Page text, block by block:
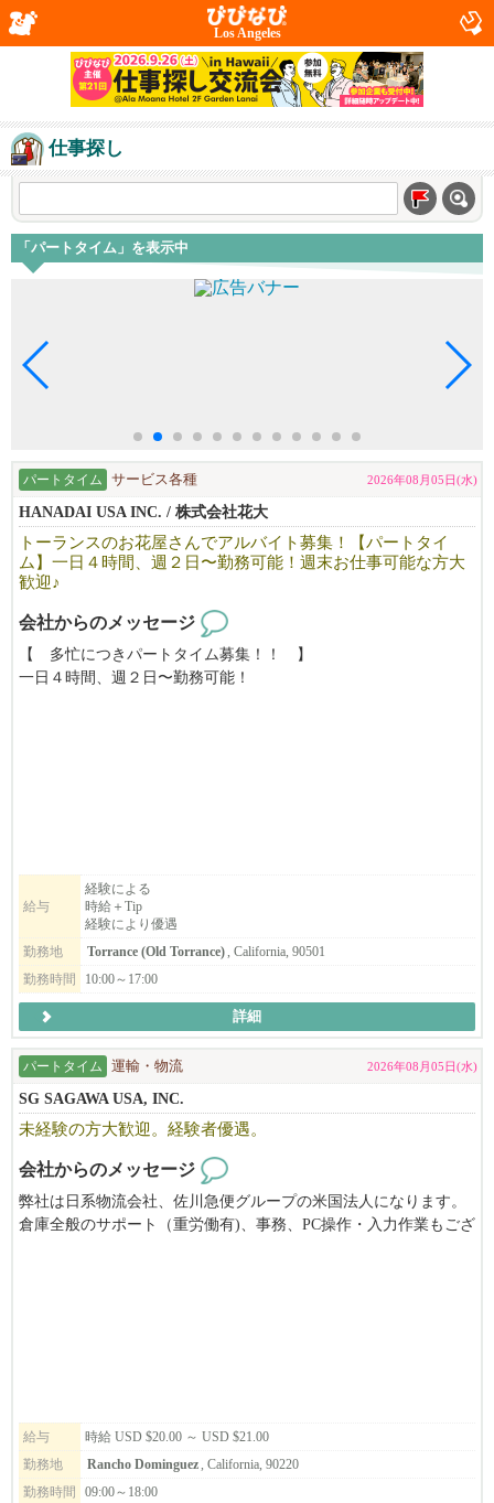
Los Angeles
仕事探し
「パートタイム」を表示中
パートタイム サービス各種 2026年08月05日(水)
HANADAI USA INC. / 株式会社花大
トーランスのお花屋さんでアルバイト募集！【パートタイ
ム】一日４時間、週２日〜勤務可能！週末お仕事可能な方大
歓迎♪
会社からのメッセージ
【 多忙につきパートタイム募集！！ 】
一日４時間、週２日〜勤務可能！
⚫︎お花屋さんで働きたい！
⚫︎お子さんが学校に通っている時間を有効活用したい！
⚫︎デザインやアートに興味がある
⚫︎細かい仕事が得意
⚫︎好きなことを仕事にしたい！
⚫︎色合いの綺麗なものに心が惹かれる
⚫︎イベント/プロモーションに興味がある
お誕生日やお祝いなどギフトはもちろん、ウエディングやイベン
ト装飾、ポップアップ出展などイベント装飾のお仕事もたくさん
あり、技術を活かして人に喜んでもらえるとてもやりがいのある
お仕事です！
スケジュールに合わせてシフトを調整しますので、お気軽にご相
談ください♪
葬式、法人オーダーなど
様々な用途に日本らしい繊細なデザインでお花をご用意致しま
す。
給与
経験による
時給＋Tip
経験により優遇
勤務地
Torrance (Old Torrance), California, 90501
勤務時間
10:00～17:00
詳細
パートタイム 運輸・物流 2026年08月05日(水)
SG SAGAWA USA, INC.
未経験の方大歓迎。経験者優遇。
会社からのメッセージ
弊社は日系物流会社、佐川急便グループの米国法人になります。
倉庫全般のサポート（重労働有)、事務、PC操作・入力作業もござ
給与
時給 USD $20.00 ～ USD $21.00
勤務地
Rancho Dominguez , California, 90220
勤務時間
09:00～18:00